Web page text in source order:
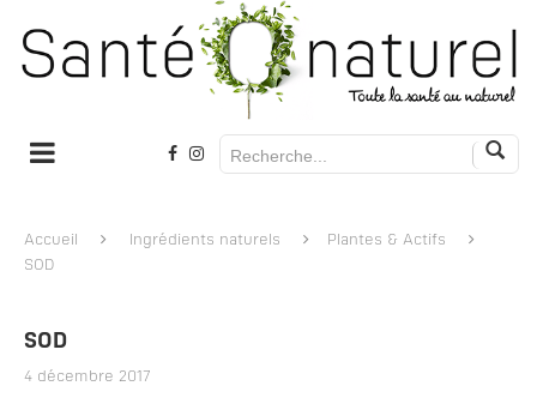
Accueil Ingrédients naturels
Plantes & Actifs
SOD
SOD
4 décembre 2017